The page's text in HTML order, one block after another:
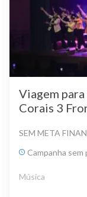
Viagem
Corais 3
SEM META
Campanha sem
Música